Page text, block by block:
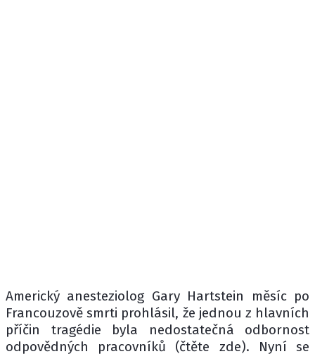
Americký anesteziolog Gary Hartstein měsíc po
Francouzově smrti prohlásil, že jednou z hlavních
příčin tragédie byla nedostatečná odbornost
odpovědných pracovníků (čtěte zde). Nyní se